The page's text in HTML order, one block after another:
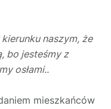
naszym, że
bo jesteśmy z
osłami..
mieszkańców